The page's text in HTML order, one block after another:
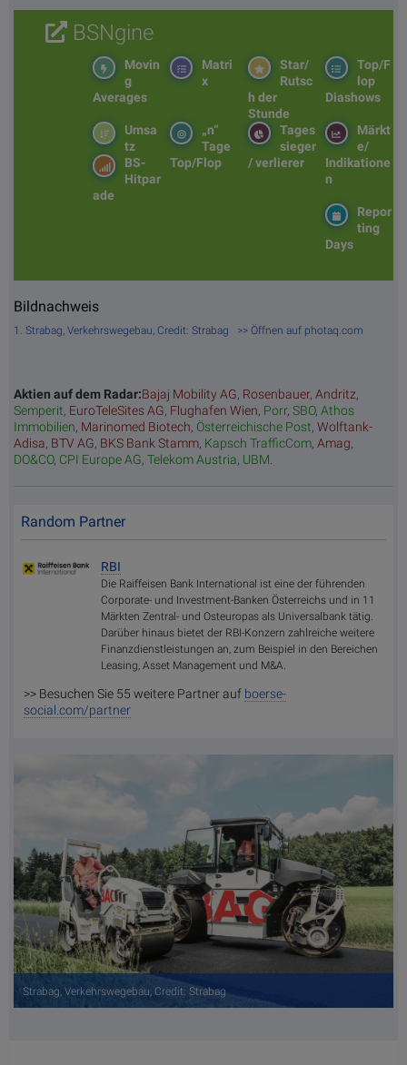
BSNgine
Top/F
lop
Diashows
Star/
Rutsc
h der
Stunde
Matri
x
Movin
g
Averages
Märkt
e/
Indikatione
n
Tages
sieger
/ verlierer
„n“
Tage
Top/Flop
Umsa
tz
BS-
Hitpar
ade
Repor
ting
Days
Bildnachweis
1. Strabag, Verkehrswegebau, Credit: Strabag >> Öffnen auf photaq.com
Aktien auf dem Radar:Bajaj Mobility AG, Rosenbauer, Andritz,
Semperit, EuroTeleSites AG, Flughafen Wien, Porr, SBO, Athos
Immobilien, Marinomed Biotech, Österreichische Post, Wolftank-
Adisa, BTV AG, BKS Bank Stamm, Kapsch TrafficCom, Amag,
DO&CO, CPI Europe AG, Telekom Austria, UBM
Random Partner
RBI
Die Raiffeisen Bank International ist eine der führenden
Corporate- und Investment-Banken Österreichs und in 11
Märkten Zentral- und Osteuropas als Universalbank tätig.
Darüber hinaus bietet der RBI-Konzern zahlreiche weitere
Finanzdienstleistungen an, zum Beispiel in den Bereichen
Leasing, Asset Management und M&A.
>> Besuchen Sie 55 weitere Partner auf boerse-
social.com/partner
Strabag, Verkehrswegebau, Credit: Strabag